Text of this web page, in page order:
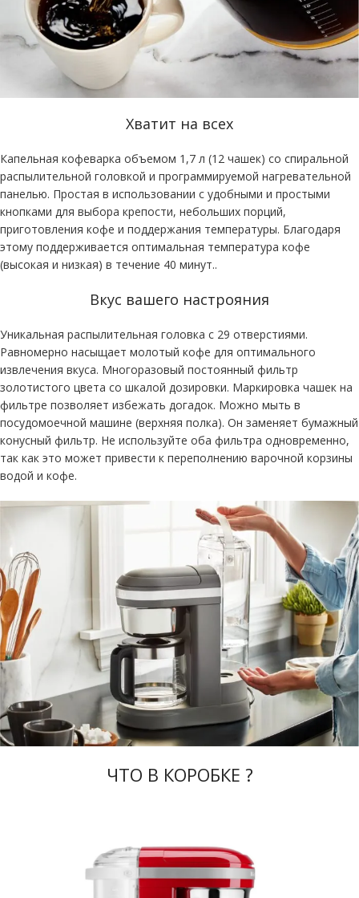
Хватит на всех
Капельная кофеварка объемом 1,7 л (12 чашек) со спиральной
распылительной головкой и программируемой нагревательной
панелью. Простая в использовании с удобными и простыми
кнопками для выбора крепости, небольших порций,
приготовления кофе и поддержания температуры. Благодаря
этому поддерживается оптимальная температура кофе
(высокая и низкая) в течение 40 минут..
Вкус вашего настрояния
Уникальная распылительная головка с 29 отверстиями.
Равномерно насыщает молотый кофе для оптимального
извлечения вкуса. Многоразовый постоянный фильтр
золотистого цвета со шкалой дозировки. Маркировка чашек на
фильтре позволяет избежать догадок. Можно мыть в
посудомоечной машине (верхняя полка). Он заменяет бумажный
конусный фильтр. Не используйте оба фильтра одновременно,
так как это может привести к переполнению варочной корзины
водой и кофе.
ЧТО В КОРОБКЕ ?